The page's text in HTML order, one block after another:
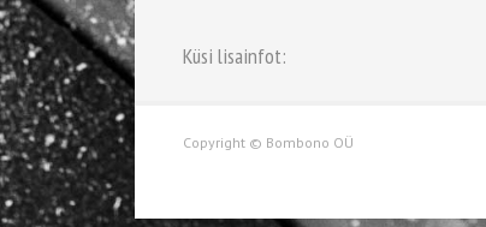
Küsi lisainfot:
Copyright © Bombono OÜ